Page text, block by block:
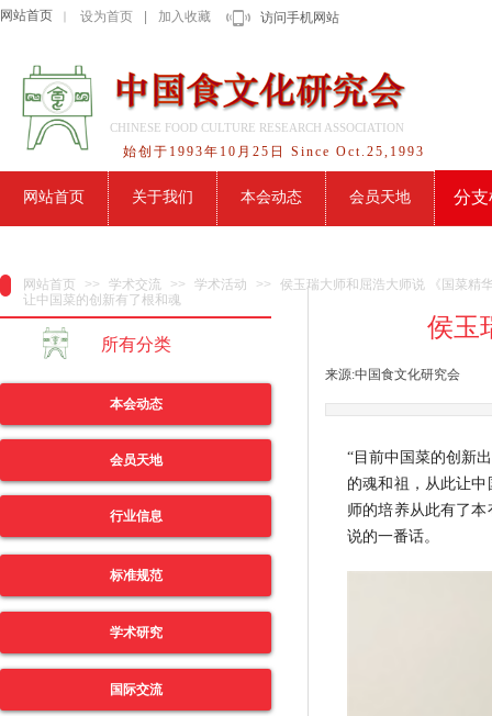
设为首页 加入收藏
网站首页 访问手机网站
始创于1993年10月25日 Since Oct.25,1993
CHINESE FOOD CULTURE RESEARCH ASSOCIATION
网站首页 关于我们 本会动态 会员天地 分
网站首页 >> 学术交流 >> 学术活动 >>
侯玉瑞大师和屈浩大师说 《国菜精
让中国菜的创新有了根和魂
侯玉
来源:中国食文化研究会
“目前中国菜的创新
的魂和祖，从此让
师的培养从此有了
说的一番话。
所有分类
本会动态
会员天地
行业信息
标准规范
学术研究
国际交流